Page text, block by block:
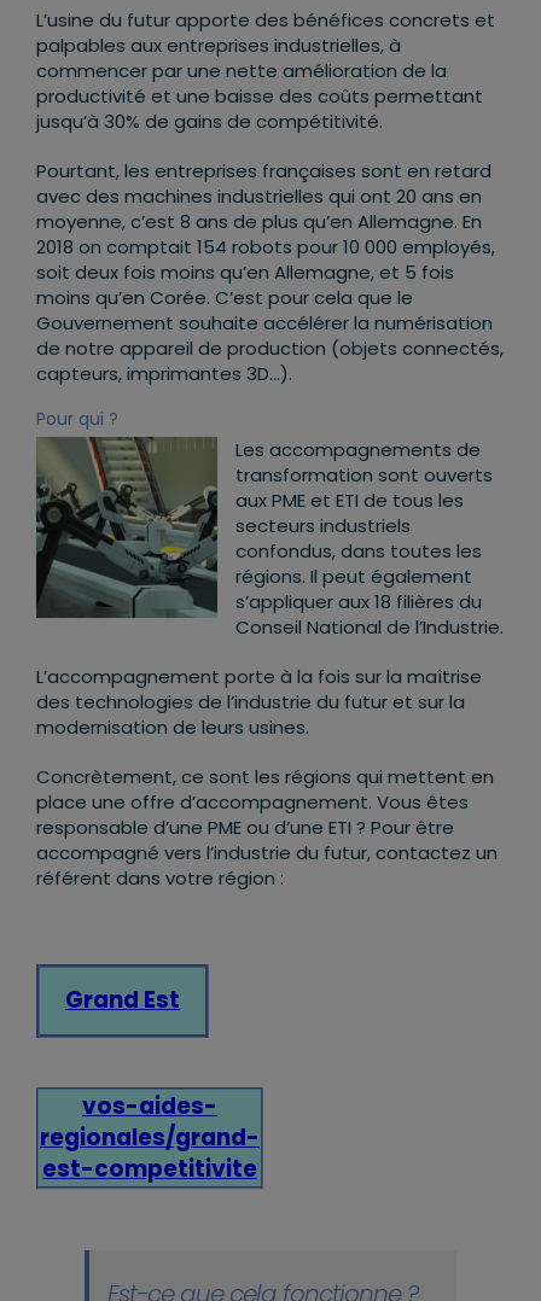
L’usine du futur apporte des bénéfices concrets et
palpables aux entreprises industrielles, à
commencer par une nette amélioration de la
productivité et une baisse des coûts permettant
jusqu’à 30% de gains de compétitivité.
Pourtant, les entreprises françaises sont en retard
avec des machines industrielles qui ont 20 ans en
moyenne, c’est 8 ans de plus qu’en Allemagne. En
2018 on comptait 154 robots pour 10 000 employés,
soit deux fois moins qu’en Allemagne, et 5 fois
moins qu’en Corée. C’est pour cela que le
Gouvernement souhaite accélérer la numérisation
de notre appareil de production (objets connectés,
capteurs, imprimantes 3D…).
Pour qui ?
Les accompagnements de
transformation sont ouverts
aux PME et ETI de tous les
secteurs industriels
confondus, dans toutes les
régions. Il peut également
s’appliquer aux18 filières du
Conseil National de l’Industrie.
L’accompagnement porte à la fois sur la maîtrise
des technologies de l’industrie du futuret sur la
modernisation de leurs usines.
Concrètement,ce sont les régions qui mettent en
place une offre d’accompagnement. Vous êtes
responsable d’une PME ou d’une ETI ? Pour être
accompagné vers l’industrie du futur, contactez un
référent dans votre région :
Grand Est
vos-aides-
regionales/grand-
est-competitivite
Est-ce que cela fonctionne ?